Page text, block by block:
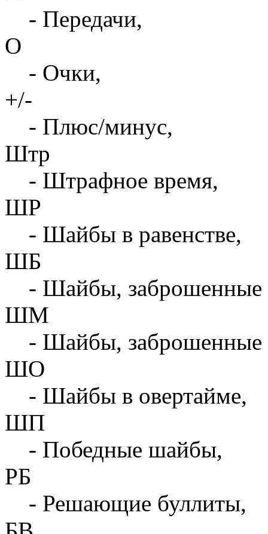
- Передачи,
О
- Очки,
+/-
- Плюс/минус,
Штр
- Штрафное время,
ШР
- Шайбы в равенстве,
ШБ
- Шайбы, заброшенные
ШМ
- Шайбы, заброшенные
ШО
- Шайбы в овертайме,
ШП
- Победные шайбы,
РБ
- Решающие буллиты,